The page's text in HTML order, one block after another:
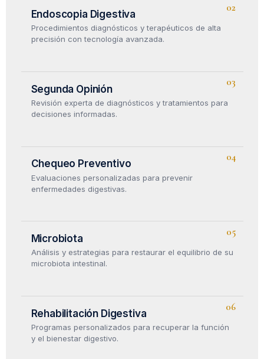
02
Endoscopia Digestiva
Procedimientos diagnósticos y terapéuticos de alta
precisión con tecnología avanzada.
03
Segunda Opinión
Revisión experta de diagnósticos y tratamientos para
decisiones informadas.
04
Chequeo Preventivo
Evaluaciones personalizadas para prevenir
enfermedades digestivas.
05
Micro biota
Análisis y estrategias para restaurar el equilibrio de su
microbiota intestinal.
06
Rehabilitación Digestiva
Programas personalizados para recuperar la función
y el bienestar digestivo.